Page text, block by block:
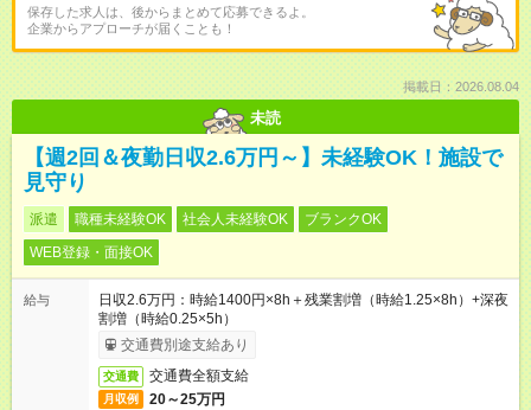
保存した求人は、後からまとめて応募できるよ。
企業からアプローチが届くことも！
掲載日：2026.08.04
未読
【週2回＆夜勤日収2.6万円～】未経験OK！施設で
見守り
派遣 職種未経験OK 社会人未経験OK
ブランクOK
WEB登録・面接OK
給与
日収2.6万円：時給1400円×8h＋残業割増（時給1.25×8h）+深夜
割増（時給0.25×5h）
交通費別途支給あり
交通費 交通費全額支給
月収例 20～25万円